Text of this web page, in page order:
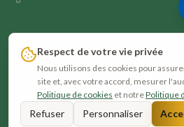
Respect de votre vie privée
Nous utilisons des cookies pour
site et, avec votre accord, mesurer
Politique de cookies et notrePolitique
Refuser Personnaliser
Diocèse de Kpalimé —
Site conçu parWEBGENY— Agence Web
Gamme
RessourcesMentions légalesConfidentialité